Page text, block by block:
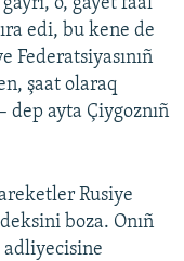
edi, bu kene de
Federatsiyasınıñ
şaat olaraq
dep ayta Çiygoznıñ
Rusiye
boza. Onıñ
adliyecisine